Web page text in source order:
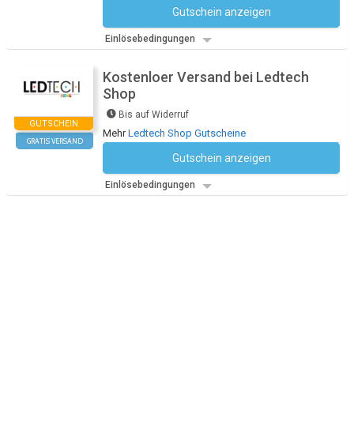
Gutschein anzeigen
Einlösebedingungen
GUTSCHEIN
GRATIS VERSAND
Kostenloer Versand bei Ledtech
Shop
Bis auf Widerruf
MehrLedtech Shop Gutscheine
Gutschein anzeigen
Einlösebedingungen